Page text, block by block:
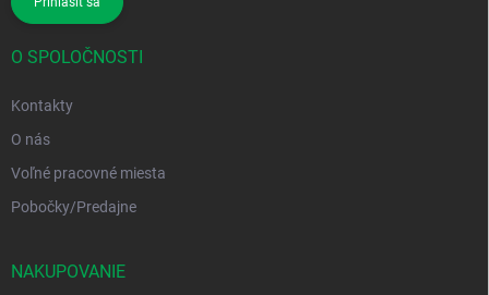
O SPOLOČNOSTI
Kontakty
O nás
Voľné pracovné miesta
Pobočky/Predajne
NAKUPOVANIE